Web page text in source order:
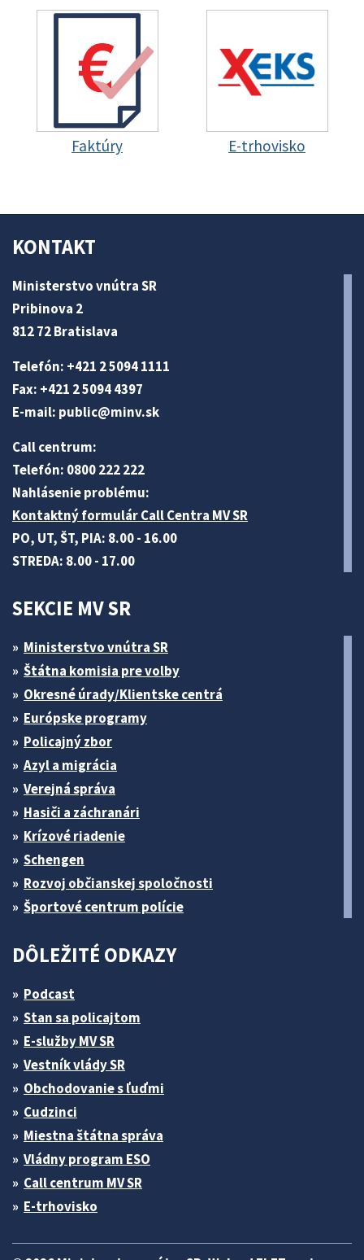
Faktúry E-trhovisko
KONTAKT
Ministerstvo vnútra SR
Pribinova 2
812 72 Bratislava
Telefón: +421 2 5094 1111
Fax: +421 2 5094 4397
E-mail: public@minv.sk
Call centrum:
Telefón: 0800 222 222
Nahlásenie problému:
Kontaktný formulár Call Centra MV SR
PO, UT, ŠT, PIA: 8.00 - 16.00
STREDA: 8.00 - 17.00
SEKCIE MV SR
Ministerstvo vnútra SR
Štátna komisia pre volby
Okresné úrady/Klientske centrá
Európske programy
Policajný zbor
Azyl a migrácia
Verejná správa
Hasiči a záchranári
Krízové riadenie
Schengen
Rozvoj občianskej spoločnosti
Športové centrum polície
DÔLEŽITÉ ODKAZY
Podcast
Stan sa policajtom
E-služby MV SR
Vestník vlády SR
Obchodovanie s ľuďmi
Cudzinci
Miestna štátna správa
Vládny program ESO
Call centrum MV SR
E-trhovisko